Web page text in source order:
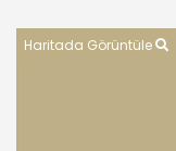
Haritada Görüntüle